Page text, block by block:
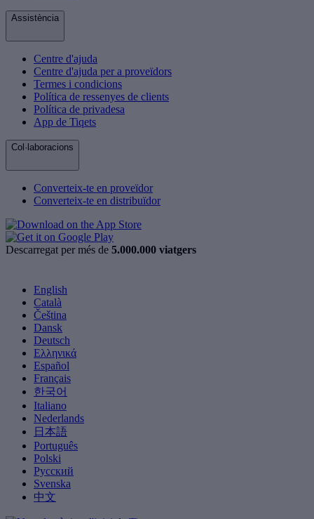
Assistència
Centre d'ajuda
Centre d'ajuda per a proveïdors
Termes i condicions
Política de ressenyes de clients
Política de privadesa
App de Tiqets
Col·laboracions
Converteix-te en proveïdor
Converteix-te en distribuïdor
Descarregat per més de 5.000.000 viatgers
English
Català
Čeština
Dansk
Deutsch
Ελληνικά
Español
Français
한국어
Italiano
Nederlands
日本語
Português
Polski
Русский
Svenska
中文